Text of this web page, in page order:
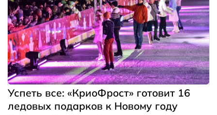
Успеть все: «КриоФрост» готовит 16
ледовых подарков к Новому году